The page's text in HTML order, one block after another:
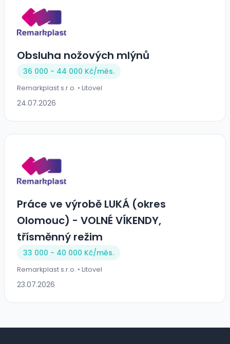
Obsluha nožových mlýnů
36 000 - 44 000 Kč/měs.
Remarkplast s.r.o. • Litovel
24.07.2026
Práce ve výrobě LUKÁ (okres
Olomouc) - VOLNÉ VÍKENDY,
třísměnný režim
33 000 - 40 000 Kč/měs.
Remarkplast s.r.o. • Litovel
23.07.2026